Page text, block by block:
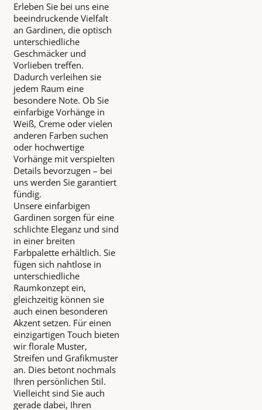
Erleben Sie bei uns eine
beeindruckende Vielfalt
an Gardinen, die optisch
unterschiedliche
Geschmäcker und
Vorlieben treffen.
Dadurch verleihen sie
jedem Raum eine
besondere Note. Ob Sie
einfarbige Vorhänge in
Weiß, Creme oder vielen
anderen Farben suchen
oder hochwertige
Vorhänge mit verspielten
Details bevorzugen – bei
uns werden Sie garantiert
fündig.
Unsere einfarbigen
Gardinen sorgen für eine
schlichte Eleganz und sind
in einer breiten
Farbpalette erhältlich. Sie
fügen sich nahtlose in
unterschiedliche
Raumkonzept ein,
gleichzeitig können sie
auch einen besonderen
Akzent setzen. Für einen
einzigartigen Touch bieten
wir florale Muster,
Streifen und Grafikmuster
an. Dies betont nochmals
Ihren persönlichen Stil.
Vielleicht sind Sie auch
gerade dabei, Ihren